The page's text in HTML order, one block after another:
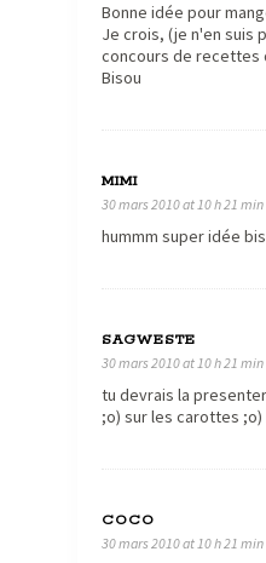
Bonne idée pour
Je crois, (je n'en suis
concours de recettes
Bisou
MIMI
30 mars 2010 at 10 h 21 min
hummm super idée
SAGWESTE
30 mars 2010 at 10 h 21 min
tu devrais la
;o) sur les carottes ;o)
COCO
30 mars 2010 at 10 h 21 min